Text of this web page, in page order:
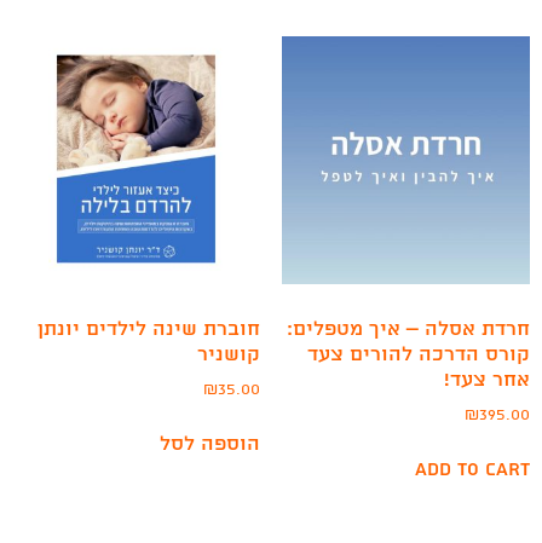
חרדת אסלה – איך מטפלים:
קורס הדרכה להורים צעד
אחר צעד!
₪395.00
Add to cart
חוברת שינה לילדים יונתן
קושניר
₪35.00
הוספה לסל